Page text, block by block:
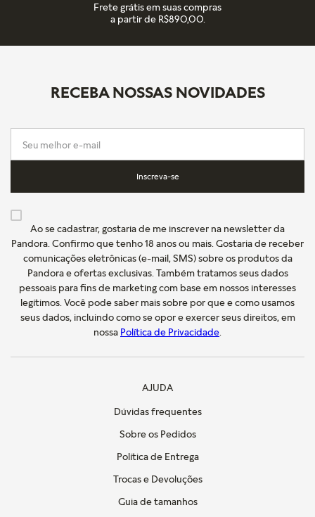
Frete grátis em suas compras
a partir de R$890,00.
RECEBA NOSSAS NOVIDADES
Inscreva-se
Ao se cadastrar, gostaria de me inscrever na newsletter da
Pandora. Confirmo que tenho 18 anos ou mais. Gostaria de receber
comunicações eletrônicas (e-mail, SMS) sobre os produtos da
Pandora e ofertas exclusivas. Também tratamos seus dados
pessoais para fins de marketing com base em nossos interesses
legítimos. Você pode saber mais sobre por que e como usamos
seus dados, incluindo como se opor e exercer seus direitos, em
nossa Política de Privacidade
AJUDA
Dúvidas frequentes
Sobre os Pedidos
Política de Entrega
Trocas e Devoluções
Guia de tamanhos